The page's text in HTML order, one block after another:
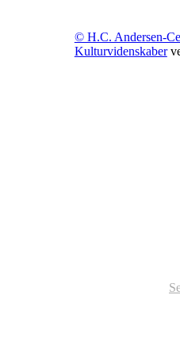
© H.C. Andersen-
Kulturvidenskaber